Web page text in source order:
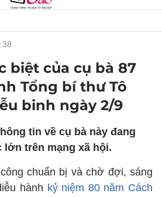
biệt của cụ bà 87
Tổng bí thư Tô
binh ngày 2/9
tin về cụ bà này đang
lớn trên mạng xã hội.
chuẩn bị và chờ đợi, sáng
hành kỷ niệm 80 năm Cách